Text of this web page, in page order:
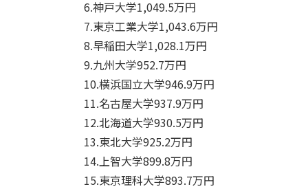
6.神戸大学1,049.5万円
7.東京工業大学1,043.6万円
8.早稲田大学1,028.1万円
9.九州大学952.7万円
10.横浜国立大学946.9万円
11.名古屋大学937.9万円
12.北海道大学930.5万円
13.東北大学925.2万円
14.上智大学899.8万円
15.東京理科大学893.7万円